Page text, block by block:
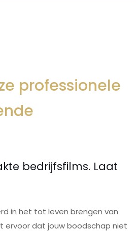
professionele
bedrijfsfilms. Laat
in het tot leven brengen van
ervoor dat jouw boodschap niet